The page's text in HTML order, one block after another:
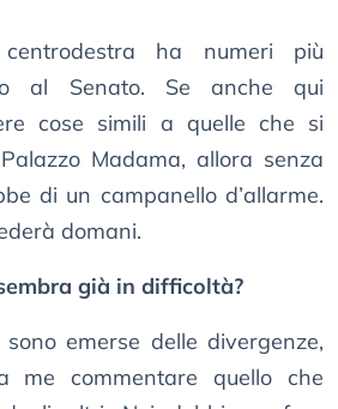
ha numeri più
al Senato. Se anche qui
cose simili a quelle che si
Madama, allora senza
di un campanello d’allarme.
domani.
già in difficoltà?
emerse delle divergenze,
me commentare quello che